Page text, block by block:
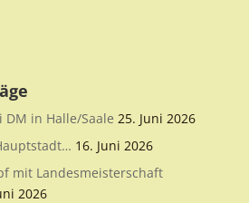
in Halle/Saale 25. Juni 2026
16. Juni 2026
mit Landesmeisterschaft
2026